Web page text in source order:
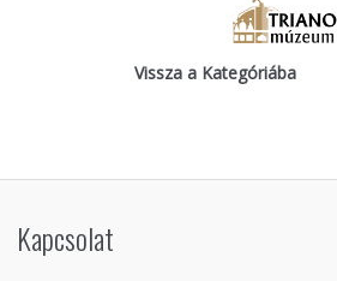
Vissza a Kategóriába
Kapcsolat